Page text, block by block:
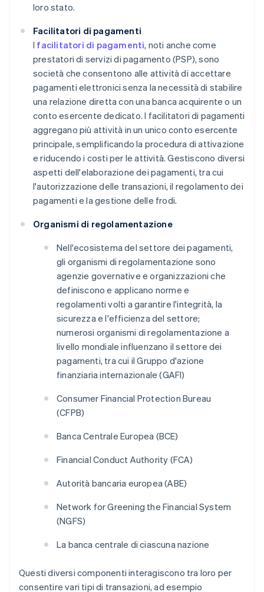
loro stato.
Facilitatori di pagamenti
I facilitatori di pagamenti, noti anche come
prestatori di servizi di pagamento (PSP), sono
società che consentono alle attività di accettare
pagamenti elettronici senza la necessità di stabilire
una relazione diretta con una banca acquirente o un
conto esercente dedicato. I facilitatori di pagamenti
aggregano più attività in un unico conto esercente
principale, semplificando la procedura di attivazione
e riducendo i costi per le attività. Gestiscono diversi
aspetti dell'elaborazione dei pagamenti, tra cui
l'autorizzazione delle transazioni, il regolamento dei
pagamenti e la gestione delle frodi.
Organismi di regolamentazione
Nell'ecosistema del settore dei pagamenti,
gli organismi di regolamentazione sono
agenzie governative e organizzazioni che
definiscono e applicano norme e
regolamenti volti a garantire l'integrità, la
sicurezza e l'efficienza del settore;
numerosi organismi di regolamentazione a
livello mondiale influenzano il settore dei
pagamenti, tra cui il Gruppo d'azione
finanziaria internazionale (GAFI)
Consumer Financial Protection Bureau
(CFPB)
Banca Centrale Europea (BCE)
Financial Conduct Authority (FCA)
Autorità bancaria europea (ABE)
Network for Greening the Financial System
(NGFS)
La banca centrale di ciascuna nazione
Questi diversi componenti interagiscono tra loro per
consentire vari tipi di transazioni, ad esempio